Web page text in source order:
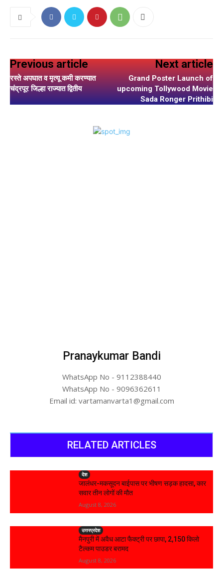
Previous article
रस्ते अपघात व मृत्यू कमी करण्यात
चंद्रपूर जिल्हा राज्यात द्वितीय
Next article
Grand Poster Launch of
upcoming Tollywood Movie
Sada Ronger Prithibi
Pranaykumar Bandi
WhatsApp No - 9112388440
WhatsApp No - 9096362611
Email id: vartamanvarta1@gmail.com
RELATED ARTICLES
देश
जालंधर-मकसूदन बाईपास पर भीषण सड़क हादसा, कार
सवार तीन लोगों की मौत
August 8, 2026
उत्तरप्रदेश
मैनपुरी में अवैध आटा फैक्ट्री पर छापा, 2,150 किलो
टैल्कम पाउडर बरामद
August 8, 2026